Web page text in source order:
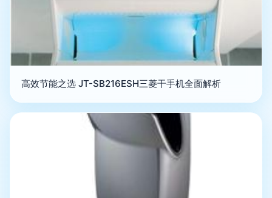
高效节能之选 JT-SB216ESH三菱干手机全面解析